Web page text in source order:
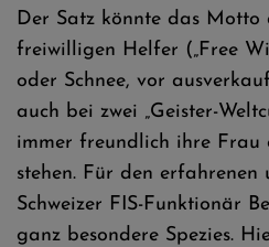
Der Satz könnte das Motto
freiwilligen Helfer („Free
oder Schnee, vor
auch bei zwei „Geister-
immer freundlich ihre Frau
stehen. Für den erfahrenen
Schweizer FIS-Funktionär
ganz besondere Spezies.